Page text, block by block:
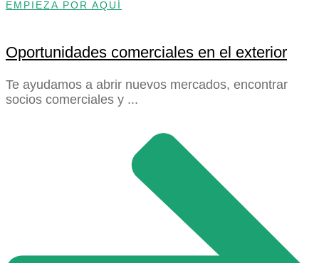
EMPIEZA POR AQUÍ
Oportunidades comerciales en el exterior
Te ayudamos a abrir nuevos mercados, encontrar
socios comerciales y ...